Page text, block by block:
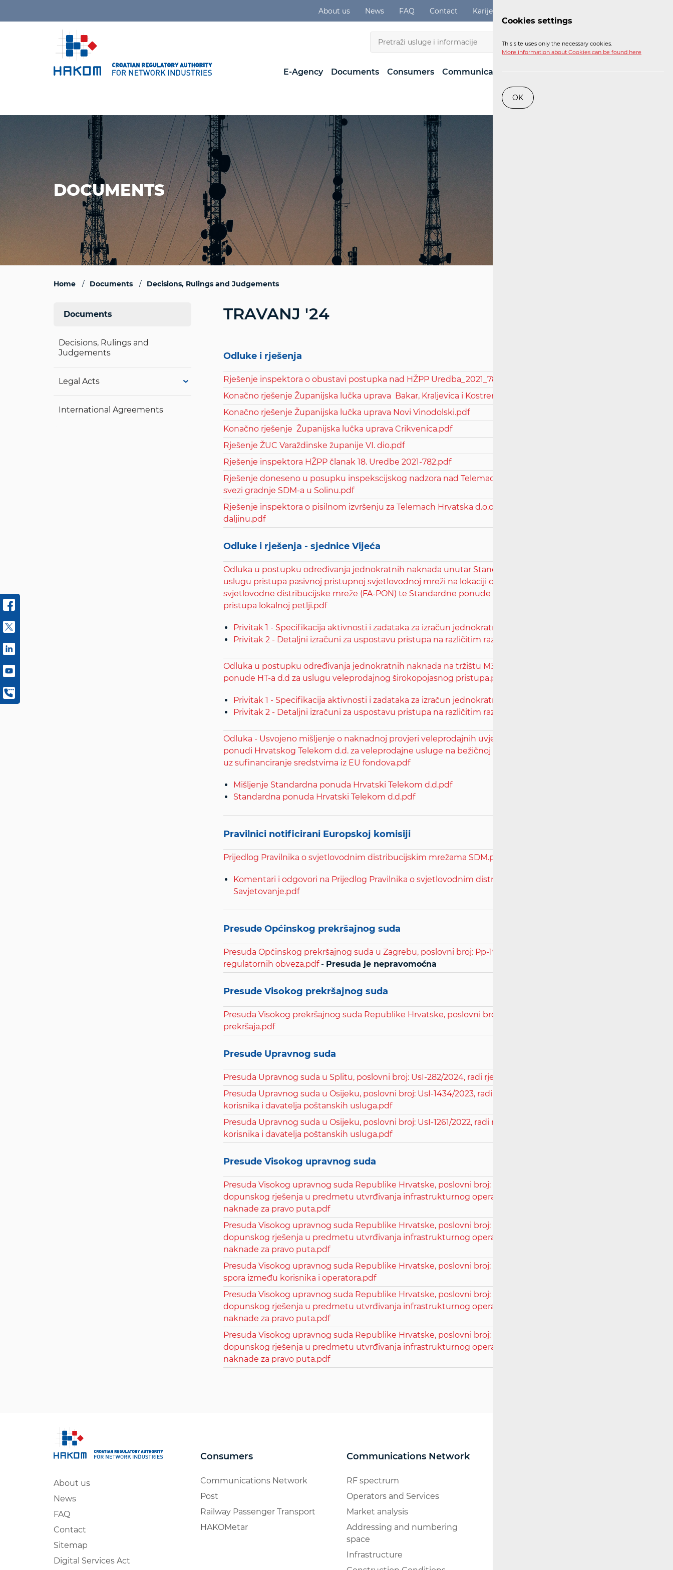
About us News FAQ Contact Karijere
EN
E-Agency Documents Consumers Communications Network
DOCUMENTS
Home Documents Decisions, Rulings and Judgements
TRAVANJ '24
Odluke i rješenja
Rješenje inspektora o obustavi postupka nad HŽPP Uredba_2021_782
Konačno rješenje Županijska lučka uprava Bakar, Kraljevica i Kostrena.pdf
Konačno rješenje Županijska lučka uprava Novi Vinodolski.pdf
Konačno rješenje Županijska lučka uprava Crikvenica.pdf
Rješenje ŽUC Varaždinske županije VI. dio.pdf
Rješenje inspektora HŽPP članak 18. Uredbe 2021-782.pdf
Rješenje doneseno u posupku inspekscijskog nadzora nad Telemach Hrvatska d.o.o., Zagreb, u
svezi gradnje SDM-a u Solinu.pdf
Rješenje inspektora o pisilnom izvršenju za Telemach Hrvatska d.o.o. oko sklapanja ugovora na
daljinu.pdf
Odluke i rješenja - sjednice Vijeća
Odluka u postupku određivanja jednokratnih naknada unutar Standardne ponude HT-a d.d. za
uslugu pristupa pasivnoj pristupnoj svjetlovodnoj mreži na lokaciji distribucijskog čvora za
svjetlovodne distribucijske mreže (FA-PON) te Standardne ponude HT-a d.d. za uslugu izdvojenog
pristupa lokalnoj petlji.pdf
Privitak 1 - Specifikacija aktivnosti i zadataka za izračun jednokratnih naknada M1.xlsx
Privitak 2 - Detaljni izračuni za uspostavu pristupa na različitim razinama pristupa M1.xlsx
Odluka u postupku određivanja jednokratnih naknada na tržištu M3b te izmjena Standardne
ponude HT-a d.d za uslugu veleprodajnog širokopojasnog pristupa.pdf
Privitak 1 - Specifikacija aktivnosti i zadataka za izračun jednokratnih naknada M3b.xlsx
Privitak 2 - Detaljni izračuni za uspostavu pristupa na različitim razinama pristupa M3b.xlsx
Odluka - Usvojeno mišljenje o naknadnoj provjeri veleprodajnih uvjeta i naknada u Standardnoj
ponudi Hrvatskog Telekom d.d. za veleprodajne usluge na bežičnoj pristupnoj mreži koja se gradi
uz sufinanciranje sredstvima iz EU fondova.pdf
Mišljenje Standardna ponuda Hrvatski Telekom d.d.pdf
Standardna ponuda Hrvatski Telekom d.d.pdf
Pravilnici notificirani Europskoj komisiji
Prijedlog Pravilnika o svjetlovodnim distribucijskim mrežama SDM.pdf
Komentari i odgovori na Prijedlog Pravilnika o svjetlovodnim distribucijskim mržama SDM - e-
Savjetovanje.pdf
Presude Općinskog prekršajnog suda
Presuda Općinskog prekršajnog suda u Zagrebu, poslovni broj: Pp-19302/2022, radi kršenja
regulatornih obveza.pdf- Presuda je nepravomoćna
Presude Visokog prekršajnog suda
Presuda Visokog prekršajnog suda Republike Hrvatske, poslovni broj Ppž-4363/2023, radi
prekršaja.pdf
Presude Upravnog suda
Presuda Upravnog suda u Splitu, poslovni broj: UsI-282/2024, radi rješavanja prigovora.pdf
Presuda Upravnog suda u Osijeku, poslovni broj: UsI-1434/2023, radi rješavanja spora između
korisnika i davatelja poštanskih usluga.pdf
Presuda Upravnog suda u Osijeku, poslovni broj: UsI-1261/2022, radi rješavanja spora između
korisnika i davatelja poštanskih usluga.pdf
Presude Visokog upravnog suda
Presuda Visokog upravnog suda Republike Hrvatske, poslovni broj: UsII-143/2023, radi donošenja
dopunskog rješenja u predmetu utvrđivanja infrastrukturnog operatora i utvrđivanja visine
naknade za pravo puta.pdf
Presuda Visokog upravnog suda Republike Hrvatske, poslovni broj: UsII-158/2023, radi donošenja
dopunskog rješenja u predmetu utvrđivanja infrastrukturnog operatora i utvrđivanja visine
naknade za pravo puta.pdf
Presuda Visokog upravnog suda Republike Hrvatske, poslovni broj: Usž-1610/2023, radi rješavanja
spora između korisnika i operatora.pdf
Presuda Visokog upravnog suda Republike Hrvatske, poslovni broj: UsII-226/2023, radi donošenja
dopunskog rješenja u predmetu utvrđivanja infrastrukturnog operatora i utvrđivanja visine
naknade za pravo puta.pdf
Presuda Visokog upravnog suda Republike Hrvatske, poslovni broj: UsII-155/2023, radi donošenja
dopunskog rješenja u predmetu utvrđivanja infrastrukturnog operatora i utvrđivanja visine
naknade za pravo puta.pdf
Documents
Decisions, Rulings and
Judgements
Legal Acts
International Agreements
About us
News
FAQ
Contact
Sitemap
Digital Services Act
Consumers
Communications Network
Post
Railway Passenger Transport
HAKOMetar
Communications Network
RF spectrum
Operators and Services
Market analysis
Addressing and numbering
space
Infrastructure
Cookies settings
This site uses only the necessary cookies.
More information about Cookies can be found here
OK